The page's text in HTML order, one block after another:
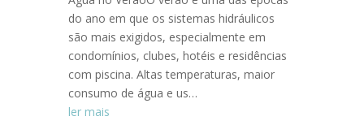
do ano em que os sistemas hidráulicos
são mais exigidos, especialmente em
condomínios, clubes, hotéis e residências
com piscina. Altas temperaturas, maior
consumo de água e us…
ler mais